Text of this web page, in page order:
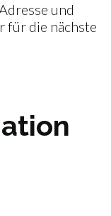
und
für die nächste